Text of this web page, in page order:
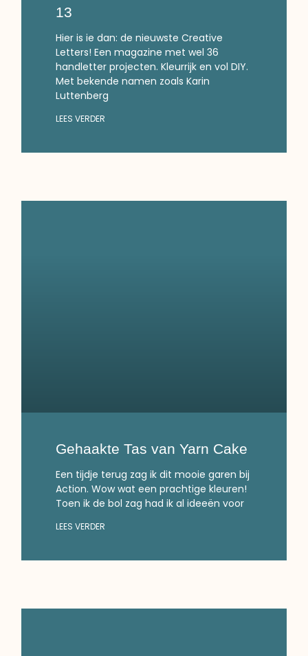
13
Hier is ie dan: de nieuwste Creative
Letters! Een magazine met wel 36
handletter projecten. Kleurrijk en vol DIY.
Met bekende namen zoals Karin
Luttenberg
LEES VERDER
Gehaakte Tas van Yarn Cake
Een tijdje terug zag ik dit mooie garen bij
Action. Wow wat een prachtige kleuren!
Toen ik de bol zag had ik al ideeën voor
LEES VERDER